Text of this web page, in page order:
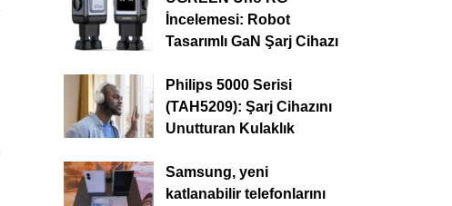
İncelemesi: Robot
Tasarımlı GaN Şarj Cihazı
Philips 5000 Serisi
(TAH5209): Şarj Cihazını
Unutturan Kulaklık
Samsung, yeni
katlanabilir telefonlarını